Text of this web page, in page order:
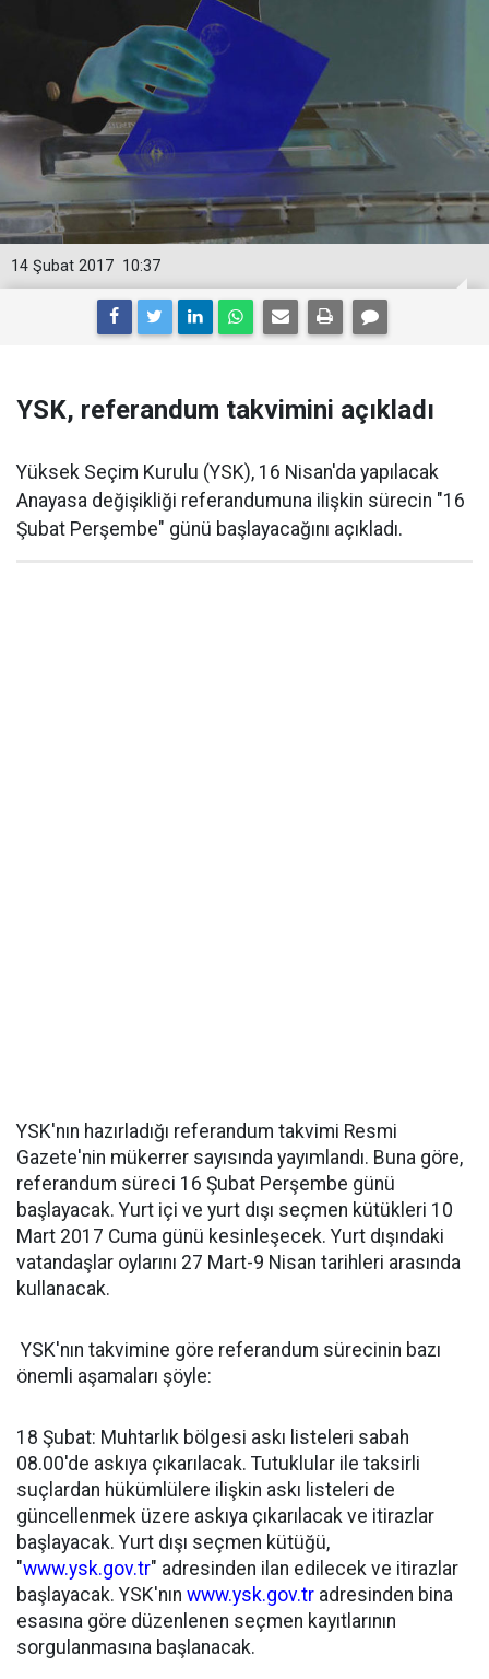
10:37
14 Şubat 2017
YSK, referandum takvimini açıkladı
Yüksek Seçim Kurulu (YSK), 16 Nisan'da yapılacak
Anayasa değişikliği referandumuna ilişkin sürecin "16
Şubat Perşembe" günü başlayacağını açıkladı.
YSK'nın hazırladığı referandum takvimi Resmi
Gazete'nin mükerrer sayısında yayımlandı. Buna göre,
referandum süreci 16 Şubat Perşembe günü
başlayacak. Yurt içi ve yurt dışı seçmen kütükleri 10
Mart 2017 Cuma günü kesinleşecek. Yurt dışındaki
vatandaşlar oylarını 27 Mart-9 Nisan tarihleri arasında
kullanacak.
YSK'nın takvimine göre referandum sürecinin bazı
önemli aşamaları şöyle:
18 Şubat: Muhtarlık bölgesi askı listeleri sabah
08.00'de askıya çıkarılacak. Tutuklular ile taksirli
suçlardan hükümlülere ilişkin askı listeleri de
güncellenmek üzere askıya çıkarılacak ve itirazlar
başlayacak. Yurt dışı seçmen kütüğü,
"www.ysk.gov.tr" adresinden ilan edilecek ve itirazlar
başlayacak. YSK'nın www.ysk.gov.tr adresinden bina
esasına göre düzenlenen seçmen kayıtlarının
sorgulanmasına başlanacak.